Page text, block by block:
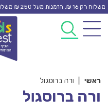
Skip
content
משלוח רק 16 ₪. הזמנות מעל 250 ₪ משלוח נק’ איסוף חינם
ראשי ורה ברוסגול
ורה ברוסגול